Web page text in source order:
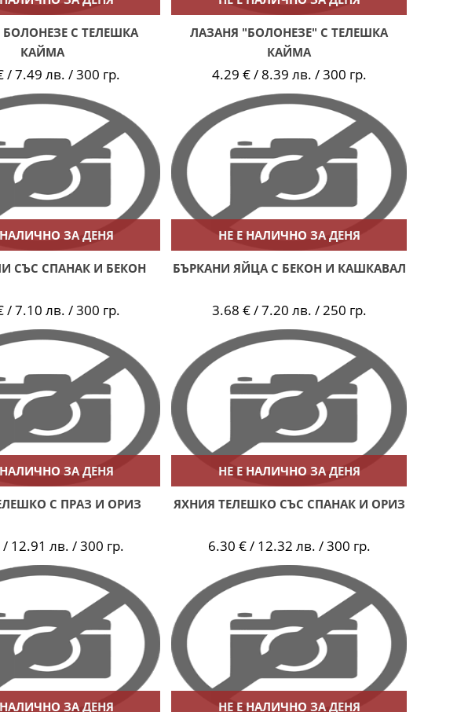
БОЛОНЕЗЕ С ТЕЛЕШКА
КАЙМА
/ 7.49 лв. / 300 гр.
ЛАЗАНЯ "БОЛОНЕЗЕ" С ТЕЛЕШКА
КАЙМА
4.29 € / 8.39 лв. / 300 гр.
НАЛИЧНО ЗА ДЕНЯ
СЪС СПАНАК И БЕКОН
/ 7.10 лв. / 300 гр.
НЕ Е НАЛИЧНО ЗА ДЕНЯ
БЪРКАНИ ЯЙЦА С БЕКОН И КАШКАВАЛ
3.68 € / 7.20 лв. / 250 гр.
НАЛИЧНО ЗА ДЕНЯ
С ПРАЗ И ОРИЗ
12.91 лв. / 300 гр.
НЕ Е НАЛИЧНО ЗА ДЕНЯ
ЯХНИЯ ТЕЛЕШКО СЪС СПАНАК И ОРИЗ
6.30 € / 12.32 лв. / 300 гр.
НАЛИЧНО ЗА ДЕНЯ НЕ Е НАЛИЧНО ЗА ДЕНЯ